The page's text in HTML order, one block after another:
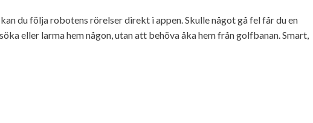
kan du följa robotens rörelser direkt i appen. Skulle något gå fel får du en
eller larma hem någon, utan att behöva åka hem från golfbanan. Smart,